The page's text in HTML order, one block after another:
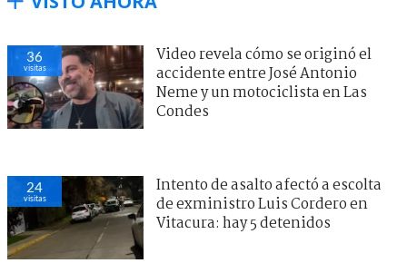
36
visitas
Video revela cómo se originó el
accidente entre José Antonio
Neme y un motociclista en Las
Condes
24
visitas
Intento de asalto afectó a escolta
de exministro Luis Cordero en
Vitacura: hay 5 detenidos